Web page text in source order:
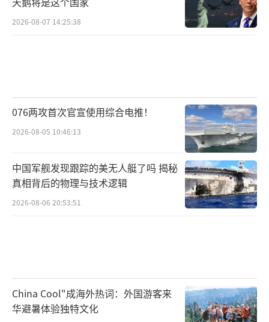
日本军国主义在二战中的侵略行为作出司法裁
战犯的岸信介，在美国高抬贵手下从轻发落，
出狱后重返政坛，甚至担任日本首相。这些历
史事件为日本新型军国主义的复兴埋下了隐
2026-08-07 14:25:38
076两攻首次官宣使用综合电推！
2026-08-05 10:46:13
中国军舰发现跟踪的美无人艇了吗 揭秘
真相背后的物理与技术逻辑
2026-08-06 20:53:51
China Cool"成海外热词：外国游客来
华避暑体验独特文化